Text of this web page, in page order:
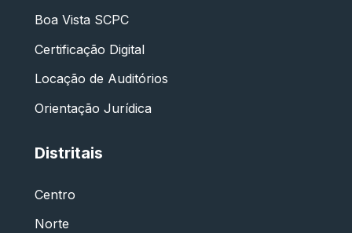
Boa Vista SCPC
Certificação Digital
Locação de Auditórios
Orientação Jurídica
Distritais
Centro
Norte